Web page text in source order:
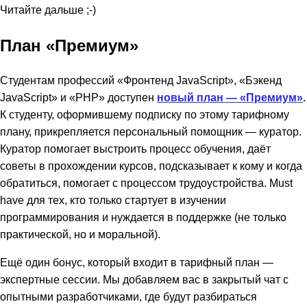
Читайте дальше ;-)
План «Премиум»
Студентам профессий «Фронтенд JavaScript», «Бэкенд
JavaScript» и «PHP» доступен новый план — «Премиум».
К студенту, оформившему подписку по этому тарифному
плану, прикрепляется персональный помощник — куратор.
Куратор помогает выстроить процесс обучения, даёт
советы в прохождении курсов, подсказывает к кому и когда
обратиться, помогает с процессом трудоустройства. Must
have для тех, кто только стартует в изучении
программирования и нуждается в поддержке (не только
практической, но и моральной).
Ещё один бонус, который входит в тарифный план —
экспертные сессии. Мы добавляем вас в закрытый чат с
опытными разработчиками, где будут разбираться